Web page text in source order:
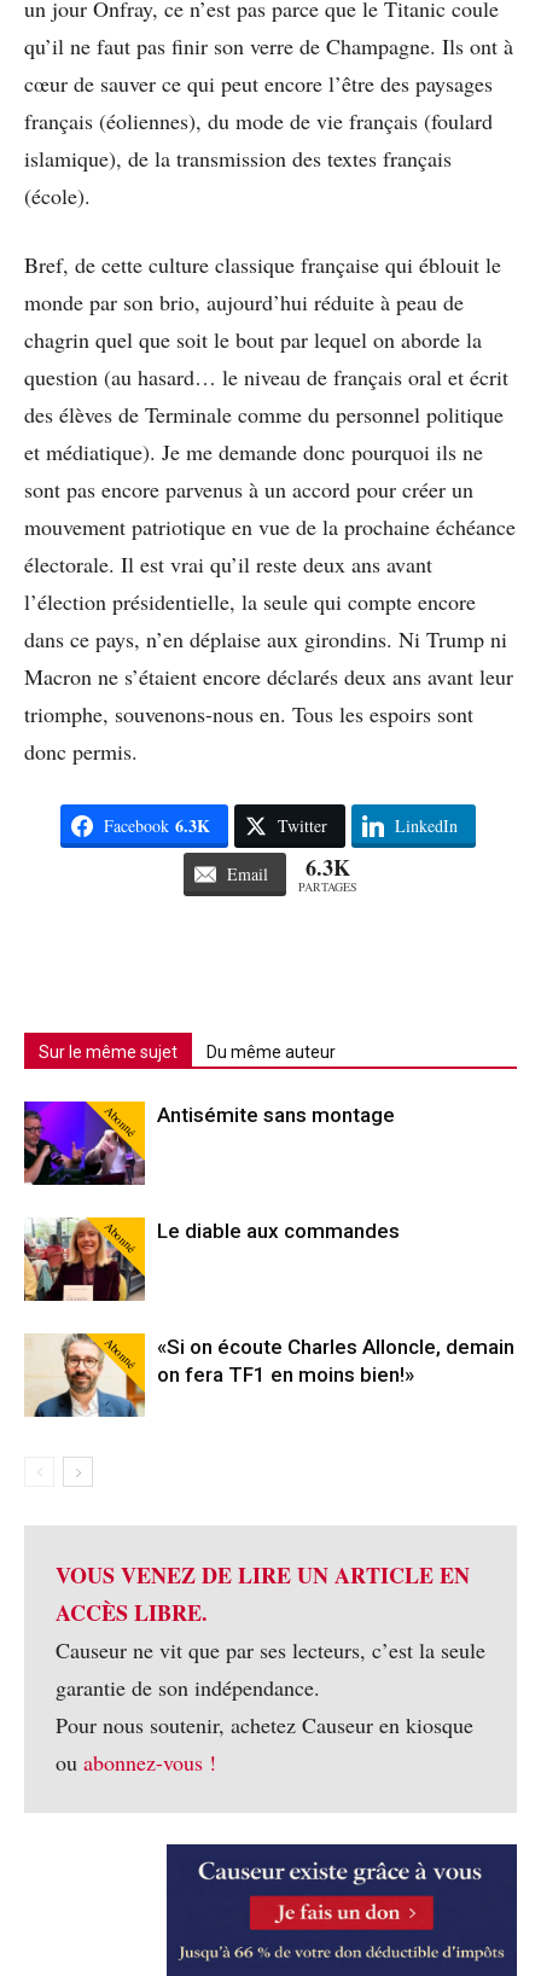
un jour Onfray, ce n’est pas parce que le Titanic coule
qu’il ne faut pas finir son verre de Champagne. Ils ont à
cœur de sauver ce qui peut encore l’être des paysages
français (éoliennes), du mode de vie français (foulard
islamique), de la transmission des textes français
(école).
Bref, de cette culture classique française qui éblouit le
monde par son brio, aujourd’hui réduite à peau de
chagrin quel que soit le bout par lequel on aborde la
question (au hasard… le niveau de français oral et écrit
des élèves de Terminale comme du personnel politique
et médiatique). Je me demande donc pourquoi ils ne
sont pas encore parvenus à un accord pour créer un
mouvement patriotique en vue de la prochaine échéance
électorale. Il est vrai qu’il reste deux ans avant
l’élection présidentielle, la seule qui compte encore
dans ce pays, n’en déplaise aux girondins. Ni Trump ni
Macron ne s’étaient encore déclarés deux ans avant leur
triomphe, souvenons-nous en. Tous les espoirs sont
donc permis.
Facebook 6.3K Twitter LinkedIn
Email 6.3K
PARTAGES
Sur le même sujet Du même auteur
Abonné Antisémite sans montage
Abonné Le diable aux commandes
Abonné
«Si on écoute Charles Alloncle, demain
on fera TF1 en moins bien!»
VOUS VENEZ DE LIRE UN ARTICLE EN
ACCÈS LIBRE.
Causeur ne vit que par ses lecteurs, c’est la seule
garantie de son indépendance.
Pour nous soutenir, achetez Causeur en kiosque
ou abonnez-vous !